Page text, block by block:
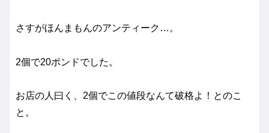
さすがほんまもんのアンティーク…。
2個で20ポンドでした。
お店の人曰く、2個でこの値段なんて破格よ！とのこ
と。